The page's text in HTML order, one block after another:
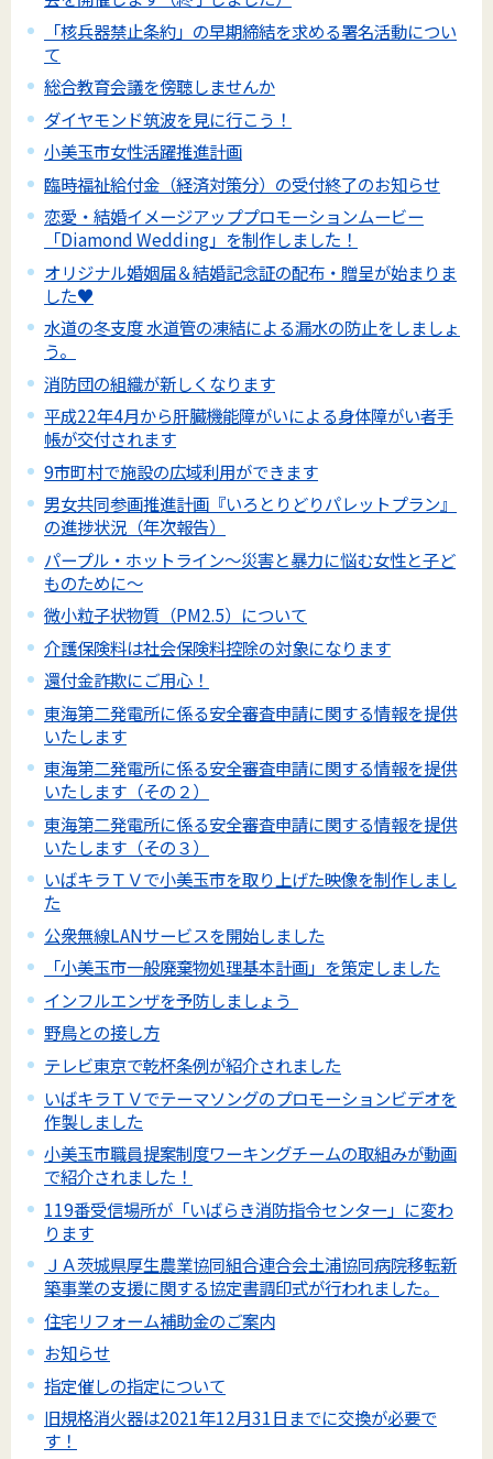
「核兵器禁止条約」の早期締結を求める署名活動につい
て
総合教育会議を傍聴しませんか
ダイヤモンド筑波を見に行こう！
小美玉市女性活躍推進計画
臨時福祉給付金（経済対策分）の受付終了のお知らせ
恋愛・結婚イメージアッププロモーションムービー
「Diamond Wedding」を制作しました！
オリジナル婚姻届＆結婚記念証の配布・贈呈が始まりま
した♥
水道の冬支度 水道管の凍結による漏水の防止をしましょ
う。
消防団の組織が新しくなります
平成22年4月から肝臓機能障がいによる身体障がい者手
帳が交付されます
9市町村で施設の広域利用ができます
男女共同参画推進計画『いろとりどりパレットプラン』
の進捗状況（年次報告）
パープル・ホットライン～災害と暴力に悩む女性と子ど
ものために～
微小粒子状物質（PM2.5）について
介護保険料は社会保険料控除の対象になります
還付金詐欺にご用心！
東海第二発電所に係る安全審査申請に関する情報を提供
いたします
東海第二発電所に係る安全審査申請に関する情報を提供
いたします（その２）
東海第二発電所に係る安全審査申請に関する情報を提供
いたします（その３）
いばキラＴＶで小美玉市を取り上げた映像を制作しまし
た
公衆無線LANサービスを開始しました
「小美玉市一般廃棄物処理基本計画」を策定しました
インフルエンザを予防しましょう
野鳥との接し方
テレビ東京で乾杯条例が紹介されました
いばキラＴＶでテーマソングのプロモーションビデオを
作製しました
小美玉市職員提案制度ワーキングチームの取組みが動画
で紹介されました！
119番受信場所が「いばらき消防指令センター」に変わ
ります
ＪＡ茨城県厚生農業協同組合連合会土浦協同病院移転新
築事業の支援に関する協定書調印式が行われました。
住宅リフォーム補助金のご案内
お知らせ
指定催しの指定について
旧規格消火器は2021年12月31日までに交換が必要で
す！